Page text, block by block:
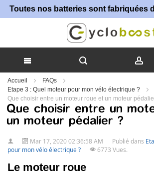
Toutes nos batteries sont fabriquées
Allez
au
contenu
Accueil
FAQs
Etape 3 : Quel moteur pour mon vélo électrique ?
Que choisir entre un moteur roue et un moteur
Que choisir entre un
un moteur pédalier ?
Mar 17, 2020 02:36:58 AM Publié dans
pour mon vélo électrique ?
6773 Vues.
Le moteur roue